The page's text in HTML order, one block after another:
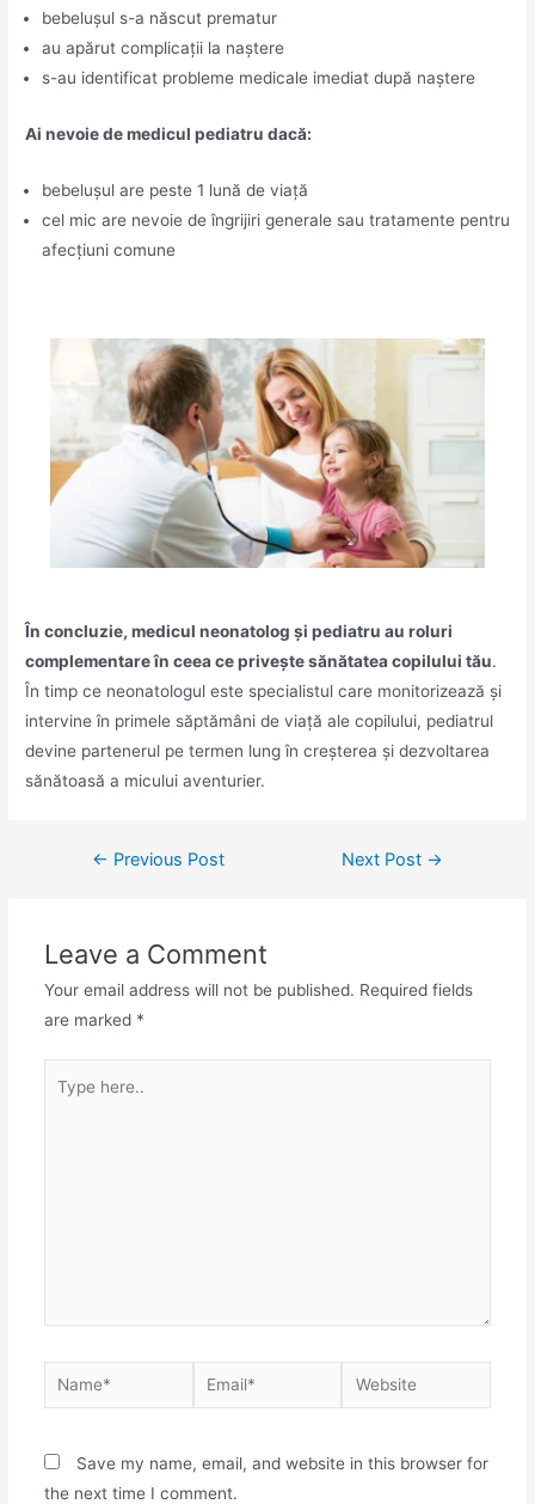
bebelușul s-a născut prematur
au apărut complicații la naștere
s-au identificat probleme medicale imediat după naștere
Ai nevoie de medicul pediatru dacă:
bebelușul are peste 1 lună de viață
cel mic are nevoie de îngrijiri generale sau tratamente pentru
afecțiuni comune
În concluzie, medicul neonatolog și pediatru au roluri
complementare în ceea ce privește sănătatea copilului tău.
În timp ce neonatologul este specialistul care monitorizează și
intervine în primele săptămâni de viață ale copilului, pediatrul
devine partenerul pe termen lung în creșterea și dezvoltarea
sănătoasă a micului aventurier.
← Previous Post Next Post →
Leave a Comment
Your email address will not be published. Required fields
are marked *
Save my name, email, and website in this browser for
the next time I comment.